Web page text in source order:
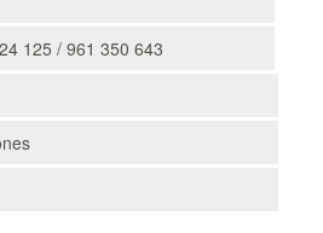
125 / 961 350 643